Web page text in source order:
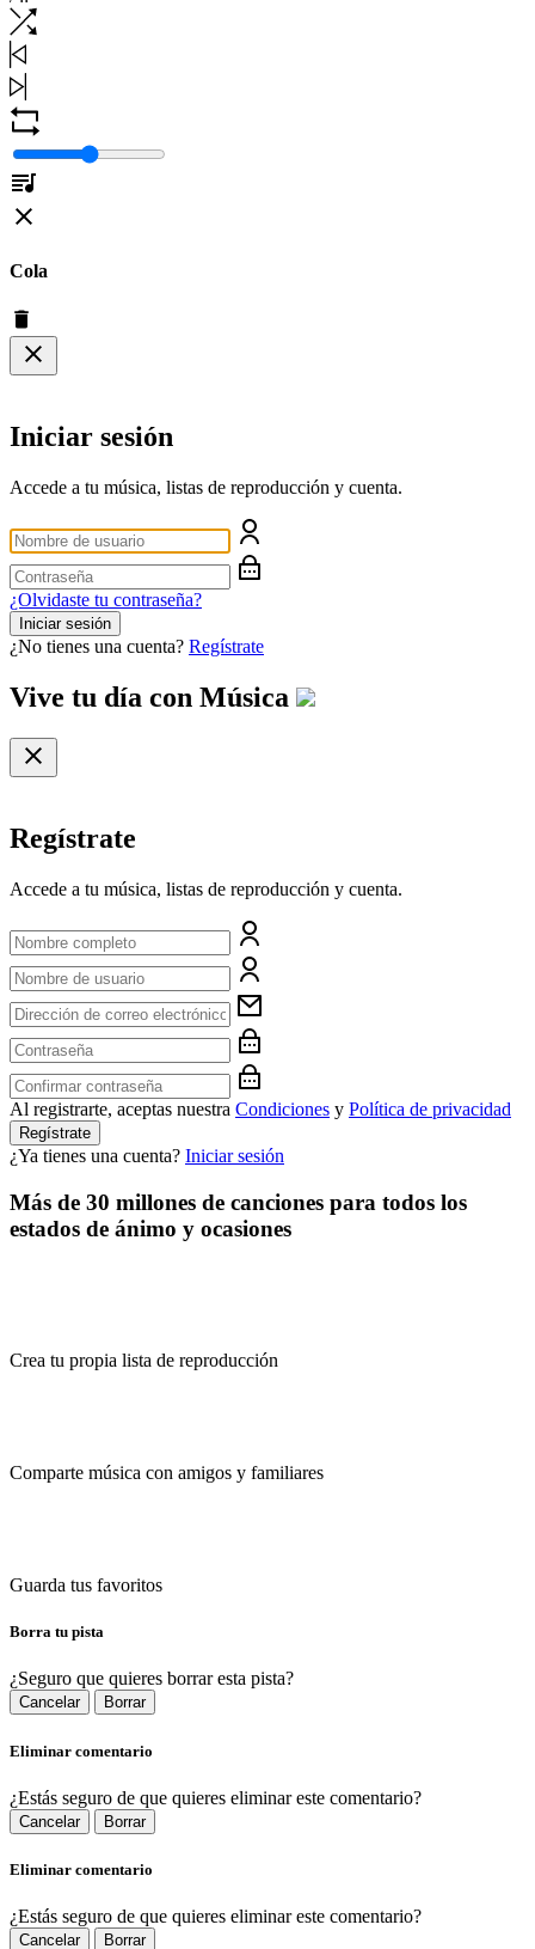
Cola
Iniciar sesión
Accede a tu música, listas de reproducción y cuenta.
¿Olvidaste tu contraseña?
Iniciar sesión
¿No tienes una cuenta? Regístrate
Vive tu día con Música
Regístrate
Accede a tu música, listas de reproducción y cuenta.
Al registrarte, aceptas nuestra Condiciones y Política de privacidad
Regístrate
¿Ya tienes una cuenta? Iniciar sesión
Más de 30 millones de canciones para todos los
estados de ánimo y ocasiones
Crea tu propia lista de reproducción
Comparte música con amigos y familiares
Guarda tus favoritos
Borra tu pista
¿Seguro que quieres borrar esta pista?
Cancelar Borrar
Eliminar comentario
¿Estás seguro de que quieres eliminar este comentario?
Cancelar Borrar
Eliminar comentario
¿Estás seguro de que quieres eliminar este comentario?
Cancelar Borrar